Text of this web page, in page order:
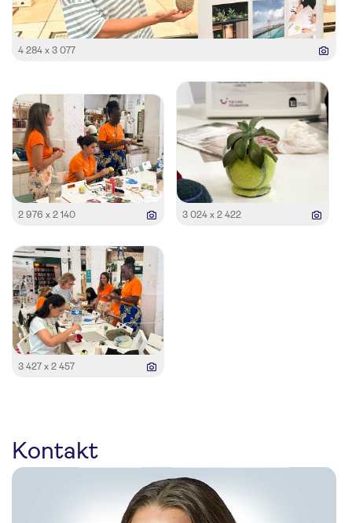
4 284 x 3 077
2 976 x 2 140 3 024 x 2 422
3 427 x 2 457
Kontakt